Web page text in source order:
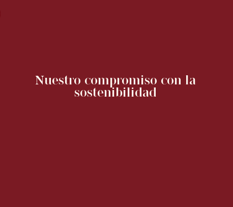
Nuestro compromiso con la
sostenibilidad